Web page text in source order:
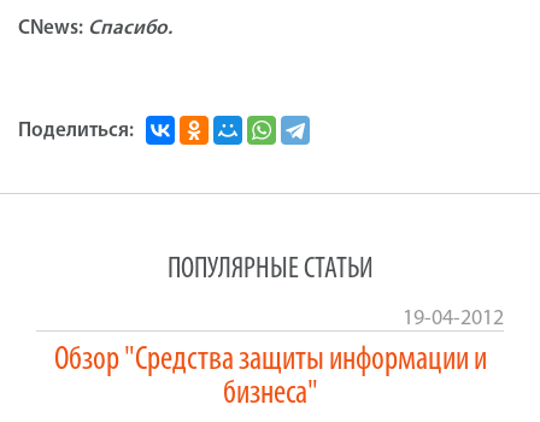
CNews: Спасибо.
Поделиться:
ПОПУЛЯРНЫЕ СТАТЬИ
19-04-2012
Обзор "Средства защиты информации и
бизнеса"